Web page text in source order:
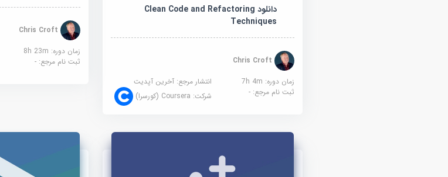
دانلود Clean Code and Refactoring
Techniques
زمان دوره: 7h 4m
انتشار مرجع: آخرین آپدیت
ثبت نام مرجع: - شرکت: Coursera (کورسرا)
زمان دوره: 8h 23m
ثبت نام مرجع:-